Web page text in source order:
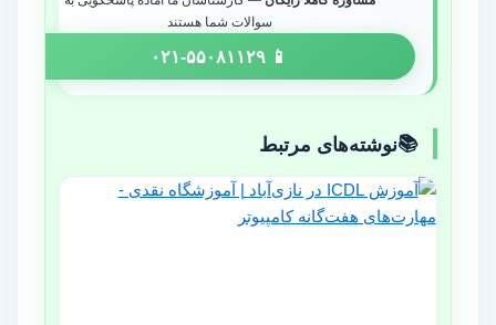
سوالات شما هستند
📱 ۰۲۱-۵۵۰۸۱۱۲۹
📚نوشته‌های مرتبط